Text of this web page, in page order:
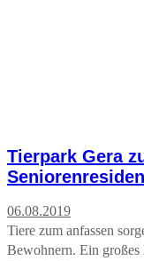
Tierpark Gera
06.08.2019
Tiere zum anfassen
Bewohnern. Ein